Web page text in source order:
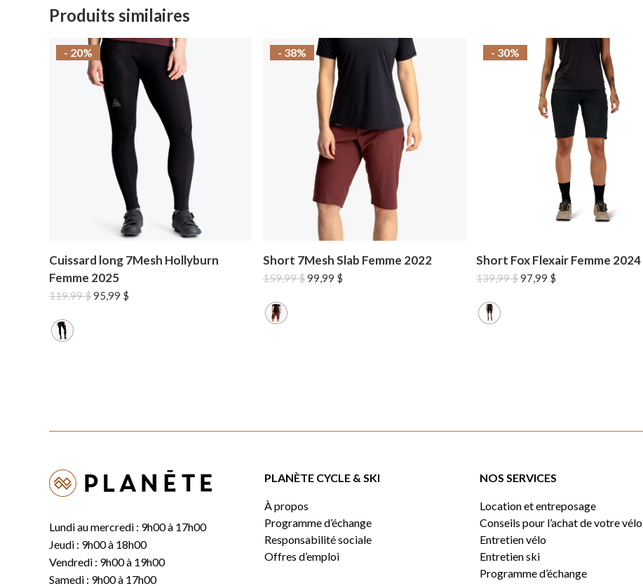
Produits similaires
- 20%
Cuissard long 7Mesh Hollyburn
Femme 2025
119,99$Le
95,99 $
- 38%
Short 7Mesh Slab Femme 2022
159,99$Le
99,99 $Le
- 30%
Short Fox Flexair Femme 2024
139,99$Le
97,99 $
Lundi au mercredi : 9h00 à 17h00
Jeudi : 9h00 à 18h00
Vendredi : 9h00 à 19h00
Samedi : 9h00 à 17h00
PLANÈTE CYCLE & SKI
À propos
Programme d’échange
Responsabilité sociale
Offres d’emploi
NOS SERVICES
Location et entreposage
Conseils pour l’achat de votre vélo
Entretien vélo
Entretien ski
Programme d’échange